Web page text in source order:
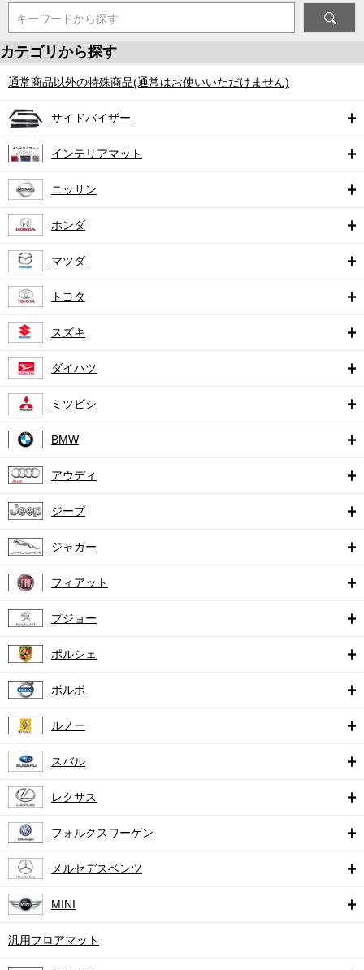
キーワードから探す
カテゴリから探す
通常商品以外の特殊商品(通常はお使いいただけません)
サイドバイザー
インテリアマット
ニッサン
ホンダ
マツダ
トヨタ
スズキ
ダイハツ
ミツビシ
BMW
アウディ
ジープ
ジャガー
フィアット
プジョー
ポルシェ
ボルボ
ルノー
スバル
レクサス
フォルクスワーゲン
メルセデスベンツ
MINI
汎用フロアマット